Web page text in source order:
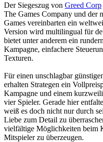
Der Siegeszug von Greed Corp
The Games Company und der
Games vereinbarten ein
Version wird multilingual für
bietet unter anderem ein
Kampagne, einfachere
Texturen.
Für einen unschlagbar
erhalten Strategen ein
Kampagne und einem
vier Spieler. Gerade hier
weiß es doch nicht nur durch
Liebe zum Detail zu
vielfältige Möglichkeiten beim
Mitspieler zu überzeugen.